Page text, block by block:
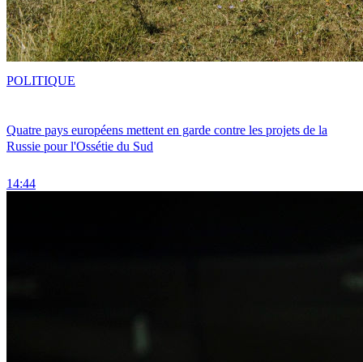
Quatre pays européens mettent en garde contre les projets de la
Russie pour l'Ossétie du Sud
14:44
POLITIQUE